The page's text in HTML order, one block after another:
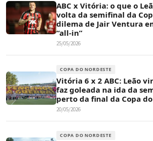
ABC x Vitória: o que o
volta da semifinal da
dilema de Jair Ventura
“all-in”
25/05/2026
COPA DO NORDESTE
Vitória 6 x 2 ABC: Leão
faz goleada na ida da
perto da final da Copa
20/05/2026
COPA DO NORDESTE